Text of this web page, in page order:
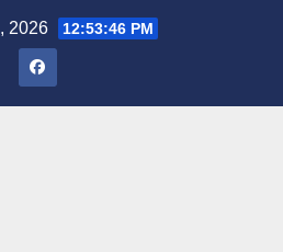
2026 12:53:46 PM